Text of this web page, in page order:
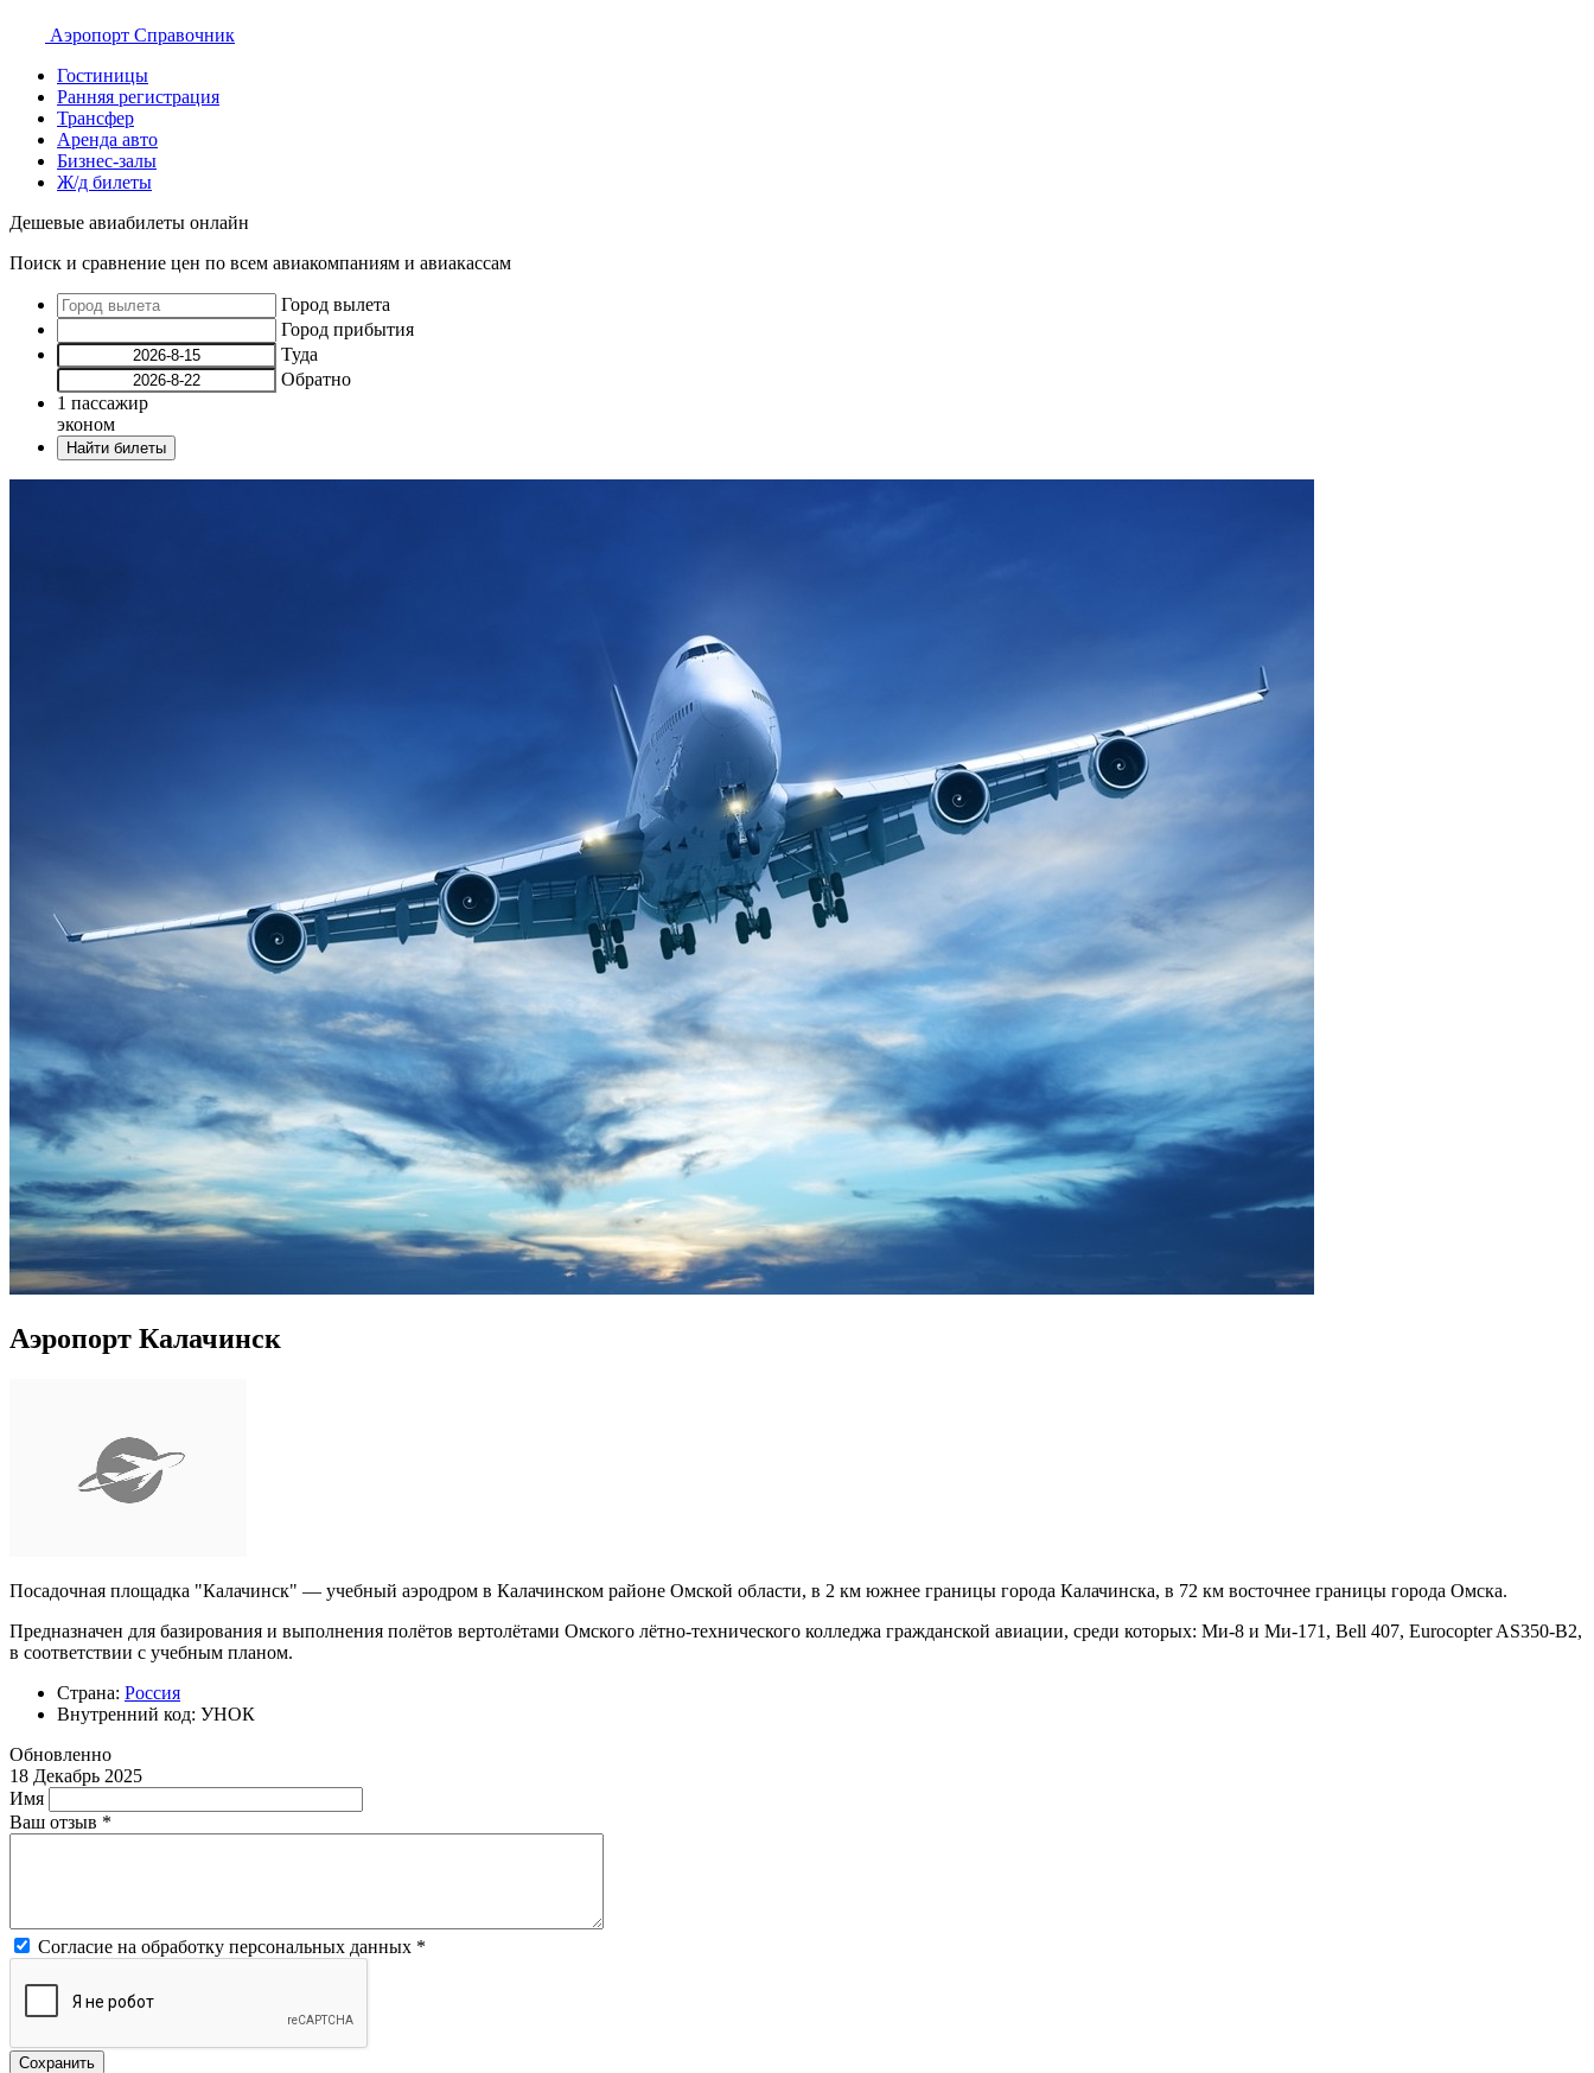
Аэропорт Справочник
Гостиницы
Ранняя регистрация
Трансфер
Аренда авто
Бизнес-залы
Ж/д билеты
Дешевые авиабилеты онлайн
Поиск и сравнение цен по всем авиакомпаниям и авиакассам
Город вылета
Город прибытия
Туда
Обратно
1 пассажир
эконом
Найти билеты
Аэропорт Калачинск
Посадочная площадка "Калачинск" — учебный аэродром в Калачинском районе Омской области, в 2 км южнее границы города Калачинска, в 72 км восточнее границы города Омска.
Предназначен для базирования и выполнения полётов вертолётами Омского лётно-технического колледжа гражданской авиации, среди которых: Ми-8 и Ми-171, Bell 407, Eurocopter AS350-B2,
в соответствии с учебным планом.
Страна: Россия
Внутренний код: УНОК
Обновленно
18 Декабрь 2025
Имя
Ваш отзыв *
Согласие на обработку персональных данных *